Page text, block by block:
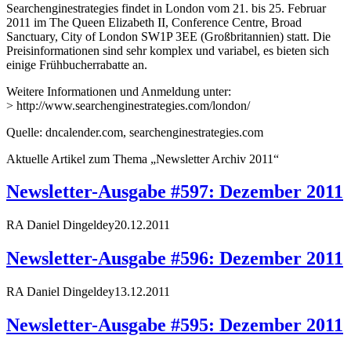
Searchenginestrategies findet in London vom 21. bis 25. Februar
2011 im The Queen Elizabeth II, Conference Centre, Broad
Sanctuary, City of London SW1P 3EE (Großbritannien) statt. Die
Preisinformationen sind sehr komplex und variabel, es bieten sich
einige Frühbucherrabatte an.
Weitere Informationen und Anmeldung unter:
> http://www.searchenginestrategies.com/london/
Quelle: dncalender.com, searchenginestrategies.com
Aktuelle Artikel zum Thema „Newsletter Archiv 2011“
Newsletter-Ausgabe #597: Dezember 2011
RA Daniel Dingeldey20.12.2011
Newsletter-Ausgabe #596: Dezember 2011
RA Daniel Dingeldey13.12.2011
Newsletter-Ausgabe #595: Dezember 2011